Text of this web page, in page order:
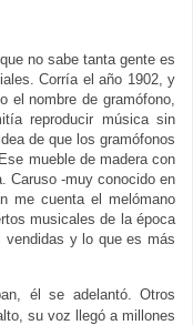
no sabe tanta gente es
Corría el año 1902, y
el nombre de gramófono,
reproducir música sin
de que los gramófonos
mueble de madera con
Caruso -muy conocido en
me cuenta el melómano
musicales de la época
vendidas y lo que es más
él se adelantó. Otros
su voz llegó a millones